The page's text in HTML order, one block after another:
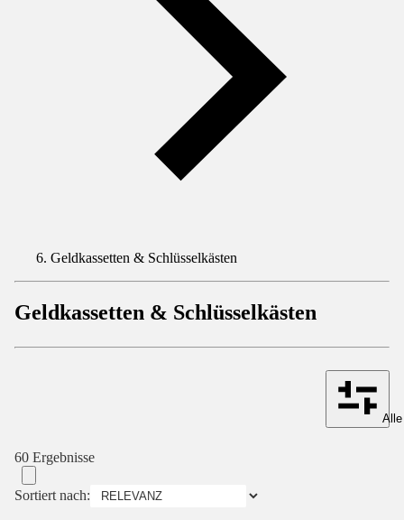
Geldkassetten & Schlüsselkästen
Geldkassetten & Schlüsselkästen
60 Ergebnisse
Sortiert nach: